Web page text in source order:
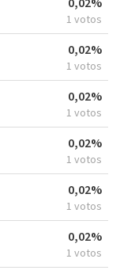
1 votos
0,02%
1 votos
0,02%
1 votos
0,02%
1 votos
0,02%
1 votos
0,02%
1 votos